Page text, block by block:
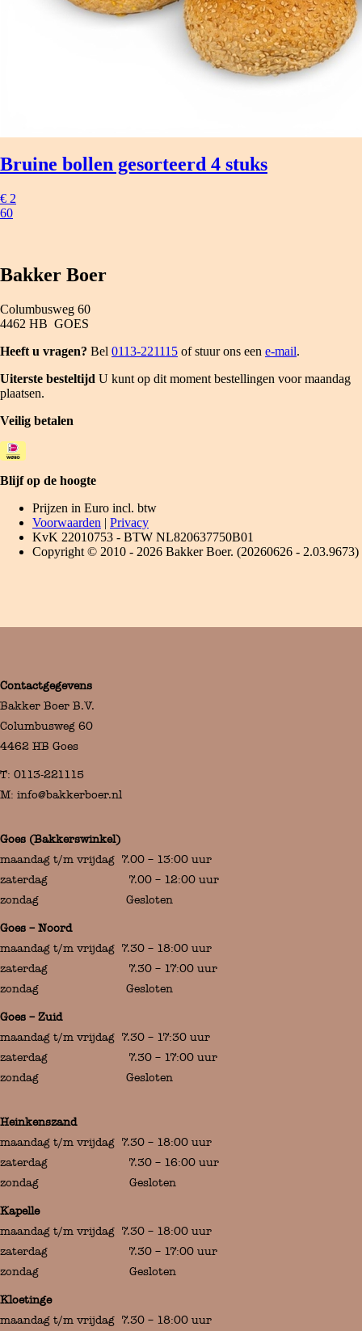
Contactgegevens
Bakker Boer B.V.
Columbusweg 60
4462 HB Goes
T: 0113-221115
M: info@bakkerboer.nl
Goes (Bakkerswinkel)
maandag t/m vrijdag 7.00 – 13:00 uur
zaterdag 7.00 – 12:00 uur
zondag Gesloten
Goes – Noord
maandag t/m vrijdag 7.30 – 18:00 uur
zaterdag 7.30 – 17:00 uur
zondag Gesloten
Goes – Zuid
maandag t/m vrijdag 7.30 – 17:30 uur
zaterdag 7.30 – 17:00 uur
zondag Gesloten
Heinkenszand
maandag t/m vrijdag 7.30 – 18:00 uur
zaterdag 7.30 – 16:00 uur
zondag Gesloten
Kapelle
maandag t/m vrijdag 7.30 – 18:00 uur
zaterdag 7.30 – 17:00 uur
zondag Gesloten
Kloetinge
maandag t/m vrijdag 7.30 – 18:00 uur